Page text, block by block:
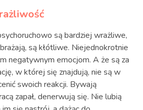
są bardziej wrażliwe,
są kłótliwe. Niejednokrotnie
negatywnym emocjom. A że są za
w której się znajdują, nie są w
swoich reakcji. Bywają
zapał, denerwują się. Nie lubią